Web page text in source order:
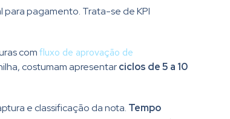
pagamento. Trata-se de KPI
comfluxo de aprovação de
costumam apresentarciclos de 5 a 10
e classificação da nota. Tempo